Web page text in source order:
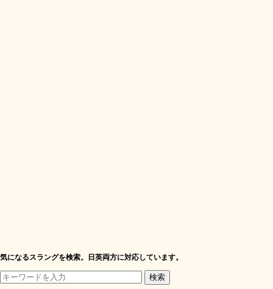
気になるスラングを検索。日英両方に対応しています。